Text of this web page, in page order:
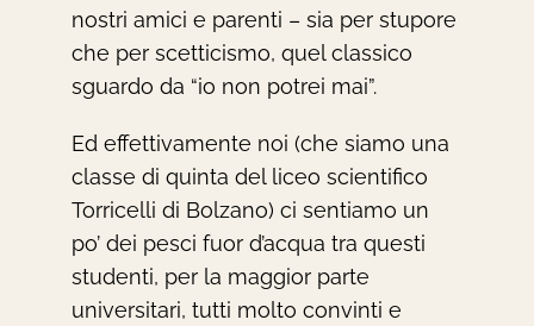
nostri amici e parenti – sia per stupore
che per scetticismo, quel classico
sguardo da “io non potrei mai”.
Ed effettivamente noi (che siamo una
classe di quinta del liceo scientifico
Torricelli di Bolzano) ci sentiamo un
po’ dei pesci fuor d’acqua tra questi
studenti, per la maggior parte
universitari, tutti molto convinti e